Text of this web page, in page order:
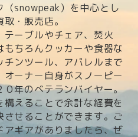
snowpeak）を中心とし
・販売店。
ーブルやチェア、焚火
ちろんクッカーや食器な
ンツール、アパレルまで
ーナー自身がスノーピー
年のベテランバイヤー。
えることで余計な経費を
せることができます。ご
ギアがありましたら、ぜ